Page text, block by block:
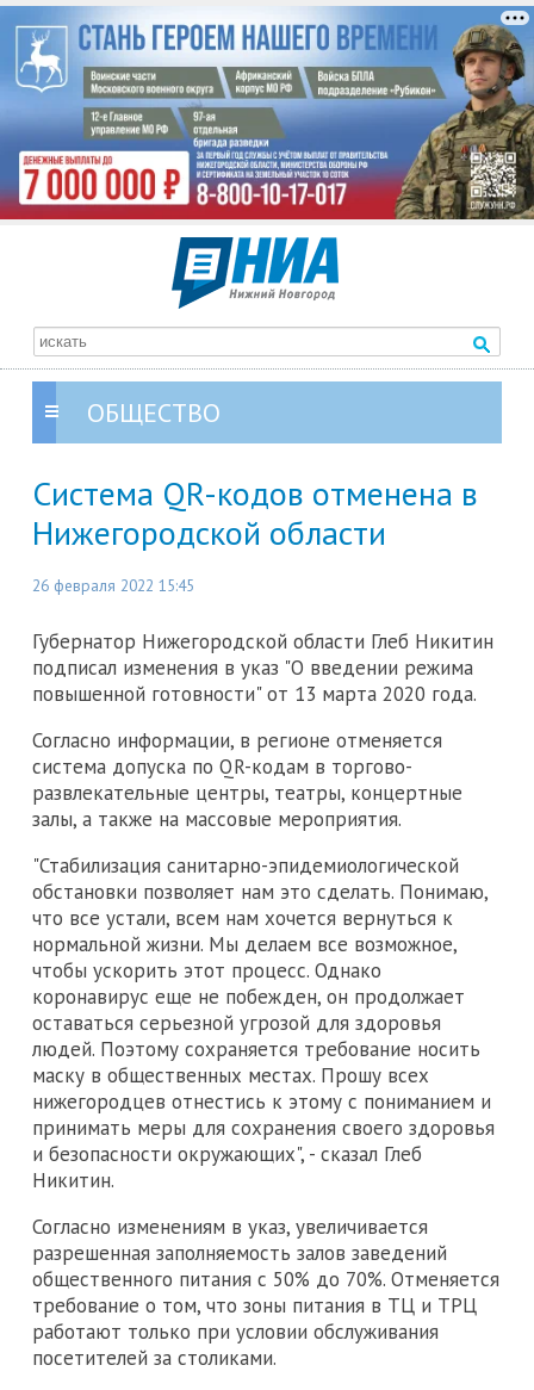
ОБЩЕСТВО
Система QR-кодов отменена в
Нижегородской области
26 февраля 2022 15:45
Губернатор Нижегородской области Глеб Никитин
подписал изменения в указ "О введении режима
повышенной готовности" от 13 марта 2020 года.
Согласно информации, в регионе отменяется
система допуска по QR-кодам в торгово-
развлекательные центры, театры, концертные
залы, а также на массовые мероприятия.
"Стабилизация санитарно-эпидемиологической
обстановки позволяет нам это сделать. Понимаю,
что все устали, всем нам хочется вернуться к
нормальной жизни. Мы делаем все возможное,
чтобы ускорить этот процесс. Однако
коронавирус еще не побежден, он продолжает
оставаться серьезной угрозой для здоровья
людей. Поэтому сохраняется требование носить
маску в общественных местах. Прошу всех
нижегородцев отнестись к этому с пониманием и
принимать меры для сохранения своего здоровья
и безопасности окружающих", - сказал Глеб
Никитин.
Согласно изменениям в указ, увеличивается
разрешенная заполняемость залов заведений
общественного питания с 50% до 70%. Отменяется
требование о том, что зоны питания в ТЦ и ТРЦ
работают только при условии обслуживания
посетителей за столиками.